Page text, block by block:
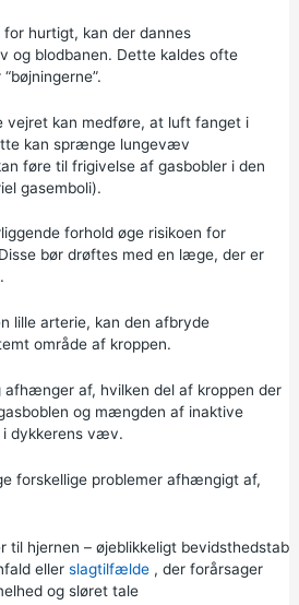
hurtigt, kan der dannes
og blodbanen. Dette kaldes ofte
vejret kan medføre, at luft fanget i
kan sprænge lungevæv
føre til frigivelse af gasbobler i den
gasemboli).
forhold øge risikoen for
bør drøftes med en læge, der er
lille arterie, kan den afbryde
område af kroppen.
afhænger af, hvilken del af kroppen der
og mængden af inaktive
i dykkerens væv.
forskellige problemer afhængigt af,
til hjernen – øjeblikkeligt bevidsthedstab
eller slagtilfælde, der forårsager
og sløret tale